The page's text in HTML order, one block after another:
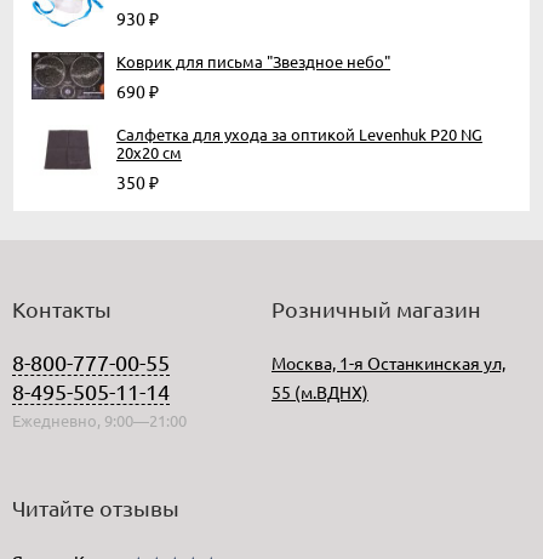
930₽
Коврик для письма "Звездное небо"
690₽
Салфетка для ухода за оптикой Levenhuk P20 NG
20x20 см
350₽
Контакты
8-800-777-00-55
8-495-505-11-14
Ежедневно, 9:00—21:00
Розничный магазин
Москва, 1-я Останкинская ул,
55 (м.ВДНХ)
Читайте отзывы